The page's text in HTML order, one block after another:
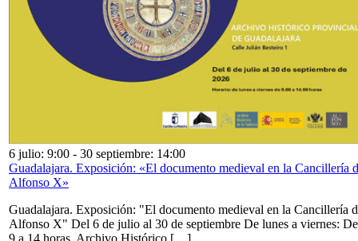
6 julio: 9:00 - 30 septiembre: 14:00
Guadalajara. Exposición: «El documento medieval en la Cancillería
Alfonso X»
Guadalajara. Exposición: "El documento medieval en la Cancillería
Alfonso X" Del 6 de julio al 30 de septiembre De lunes a viernes: De
9 a 14 horas. Archivo Histórico […]